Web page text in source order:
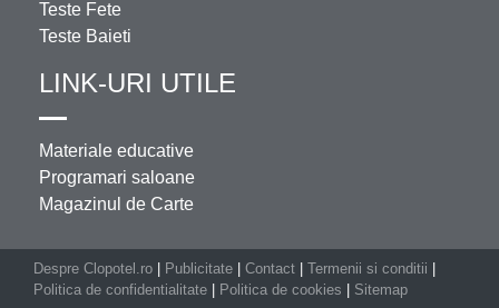
Teste Fete
Teste Baieti
LINK-URI UTILE
Materiale educative
Programari saloane
Magazinul de Carte
Despre Clopotel.ro Publicitate Contact Termenii si conditii
Politica de confidentialitate
Politica de cookies Sitemap